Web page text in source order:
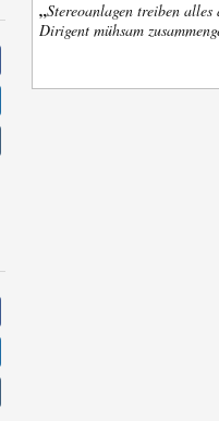
„Stereoanlagen treiben alles
Dirigent mühsam